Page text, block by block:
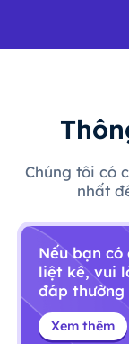
Chúng tôi có
nhất
Nếu bạn có
liệt kê, vui
đáp thường
Xem thêm